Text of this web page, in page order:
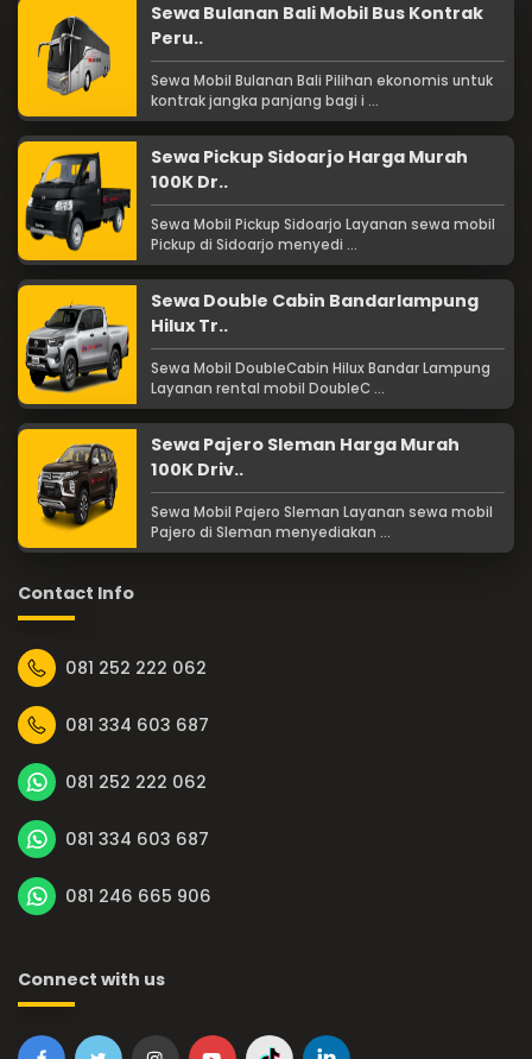
Sewa Bulanan Bali Mobil Bus Kontrak
Peru..
Sewa Mobil Bulanan Bali Pilihan ekonomis untuk
kontrak jangka panjang bagi i ...
Sewa Pickup Sidoarjo Harga Murah
100K Dr..
Sewa Mobil Pickup Sidoarjo Layanan sewa mobil
Pickup di Sidoarjo menyedi ...
Sewa Double Cabin Bandarlampung
Hilux Tr..
Sewa Mobil DoubleCabin Hilux Bandar Lampung
Layanan rental mobil DoubleC ...
Sewa Pajero Sleman Harga Murah
100K Driv..
Sewa Mobil Pajero Sleman Layanan sewa mobil
Pajero di Sleman menyediakan ...
Contact Info
081 252 222 062
081 334 603 687
081 252 222 062
081 334 603 687
081 246 665 906
Connect with us